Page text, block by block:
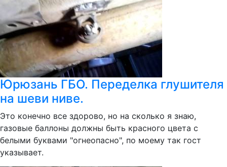
Юрюзань ГБО. Переделка глушителя
на шеви ниве.
Это конечно все здорово, но на сколько я знаю,
газовые баллоны должны быть красного цвета с
белыми буквами "огнеопасно", по моему так гост
указывает.